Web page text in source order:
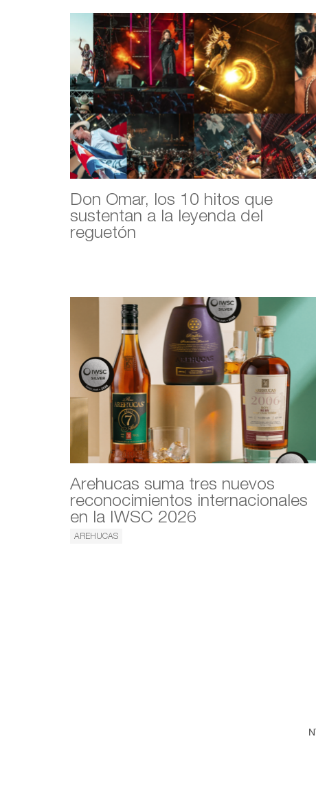
Don Omar, los 10 hitos que
sustentan a la leyenda del
reguetón
Arehucas suma tres nuevos
reconocimientos internacionales
en la IWSC 2026
AREHUCAS